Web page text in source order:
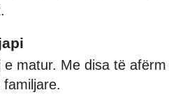
matur. Me disa të afërm